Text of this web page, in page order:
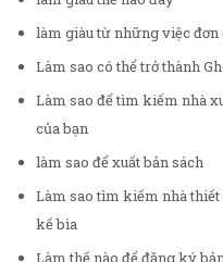
làm giàu từ những việc đơn
Làm sao có thể trở thành
Làm sao để tìm kiếm nhà
của bạn
làm sao để xuất bản sách
Làm sao tìm kiếm nhà
kế bìa
Làm thế nào để đăng ký